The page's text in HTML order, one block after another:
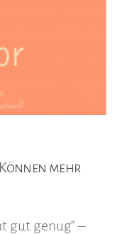
mehr
gut genug“ –